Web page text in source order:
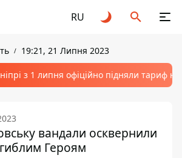
RU
19:21, 21 Липня 2023
з 1 липня офіційно підняли тариф
вандали осквернили
Героям